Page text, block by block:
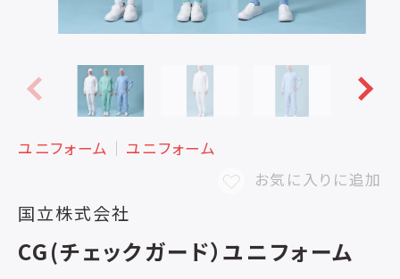
ユニフォーム │ ユニフォーム
お気に入りに追加
国立株式会社
CG(チェックガード）ユニフォーム